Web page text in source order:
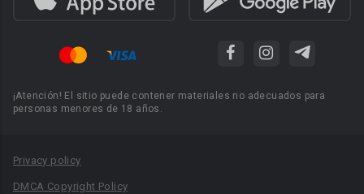
¡Atención! El sitio puede contener materiales no adecuados para
personas menores de 18 años.
Privacy policy
DMCA Copyright Policy